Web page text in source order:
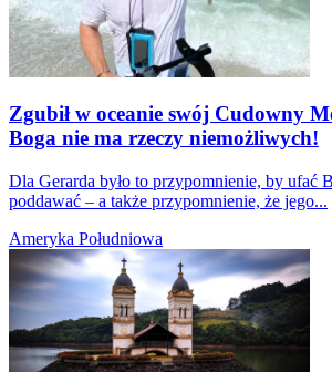
Zgubił w oceanie swój Cudowny
Boga nie ma rzeczy niemożliwych!
Dla Gerarda było to przypomnienie, by ufać
poddawać – a także przypomnienie, że jego...
Ameryka Południowa